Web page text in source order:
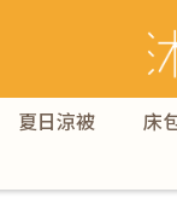
夏日涼被 床